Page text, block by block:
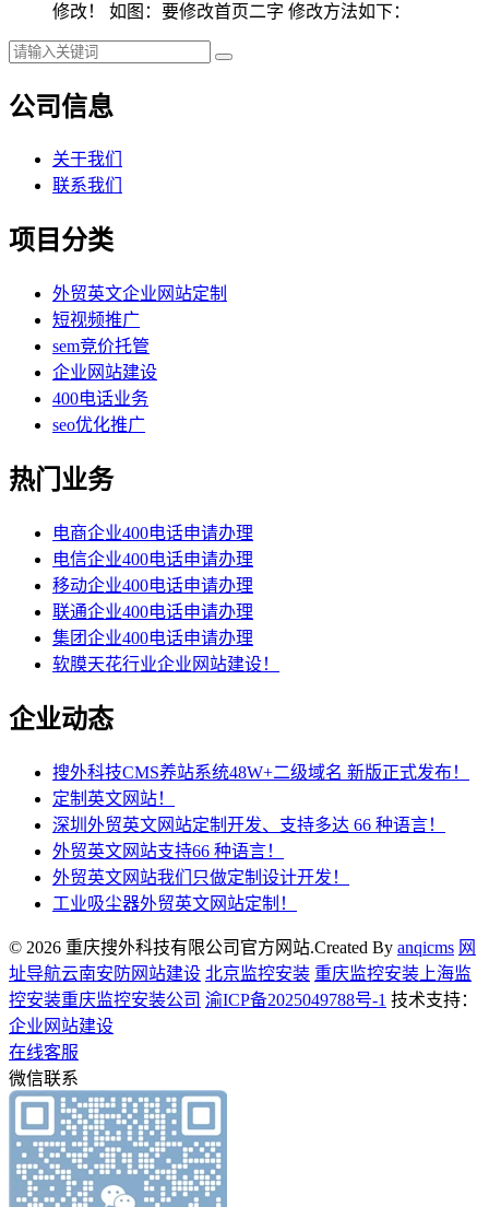
修改！ 如图：要修改首页二字 修改方法如下：
公司信息
关于我们
联系我们
项目分类
外贸英文企业网站定制
短视频推广
sem竞价托管
企业网站建设
400电话业务
seo优化推广
热门业务
电商企业400电话申请办理
电信企业400电话申请办理
移动企业400电话申请办理
联通企业400电话申请办理
集团企业400电话申请办理
软膜天花行业企业网站建设！
企业动态
搜外科技CMS养站系统48W+二级域名 新版正式发布！
定制英文网站！
深圳外贸英文网站定制开发、支持多达 66 种语言！
外贸英文网站支持66 种语言！
外贸英文网站我们只做定制设计开发！
工业吸尘器外贸英文网站定制！
© 2026 重庆搜外科技有限公司官方网站.Created By anqicms 网
址导航云南安防网站建设 北京监控安装 重庆监控安装 上海监
控安装重庆监控安装公司 渝ICP备2025049788号-1 技术支持：
企业网站建设
在线客服
微信联系